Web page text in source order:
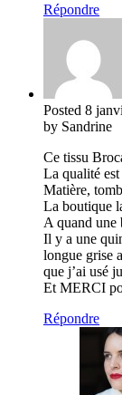
Répondre
Posted 8
by Sandrine
Ce tissu
La qualité
Matière,
La boutique
A quand une
Il y a une
longue grise
que j’ai usé
Et MERCI
Répondre